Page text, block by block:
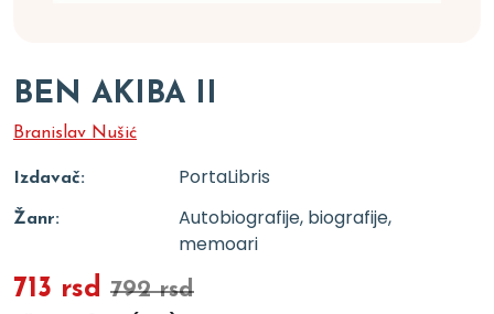
BEN AKIBA II
Branislav Nušić
Izdavač: PortaLibris
Žanr:
Autobiografije, biografije,
memoari
713 rsd 792 rsd